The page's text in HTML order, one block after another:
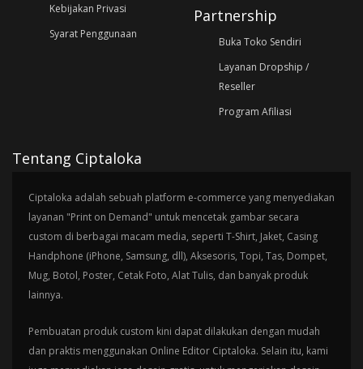
Kebijakan Privasi
Syarat Penggunaan
Partnership
Buka Toko Sendiri
Layanan Dropship /
Reseller
Program Afiliasi
Tentang Ciptaloka
Ciptaloka adalah sebuah platform e-commerce yang menyediakan
layanan "Print on Demand" untuk mencetak gambar secara
custom di berbagai macam media, seperti T-Shirt, Jaket, Casing
Handphone (iPhone, Samsung, dll), Aksesoris, Topi, Tas, Dompet,
Mug, Botol, Poster, Cetak Foto, Alat Tulis, dan banyak produk
lainnya.
Pembuatan produk custom kini dapat dilakukan dengan mudah
dan praktis menggunakan Online Editor Ciptaloka. Selain itu, kami